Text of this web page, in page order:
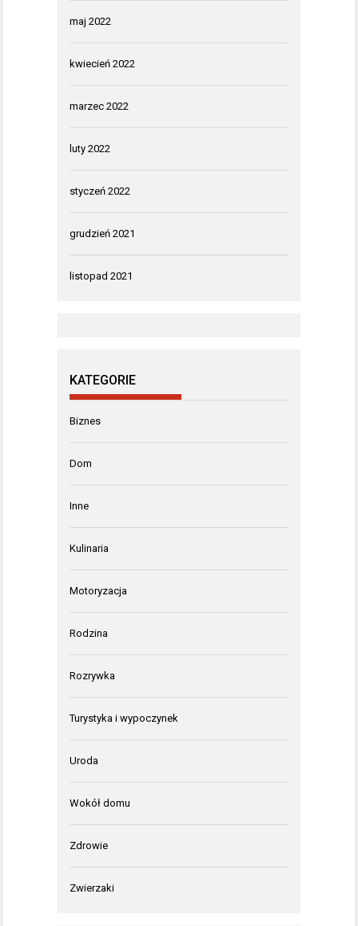
maj 2022
kwiecień 2022
marzec 2022
luty 2022
styczeń 2022
grudzień 2021
listopad 2021
KATEGORIE
Biznes
Dom
Inne
Kulinaria
Motoryzacja
Rodzina
Rozrywka
Turystyka i wypoczynek
Uroda
Wokół domu
Zdrowie
Zwierzaki